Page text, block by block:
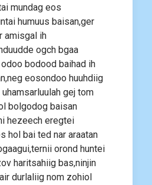
mundag eos
humuus baisan,ger
amisgal ih
ogch bgaa
odoo bodood baihad ih
eosondoo huuhdiig
uhamsarluulah gej tom
bolgodog baisan
hezeech eregtei
hol bai ted nar araatan
orond huntei
haritsahiig bas,ninjin
durlaliig nom zohiol